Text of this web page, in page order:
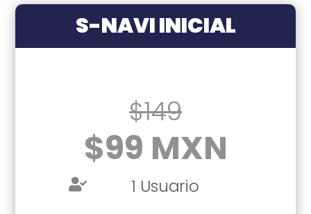
S-NAVI INICIAL
$149
$99 MXN
 1 Usuario